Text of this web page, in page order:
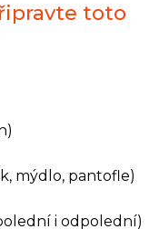
toto
mýdlo, pantofle)
i odpolední)